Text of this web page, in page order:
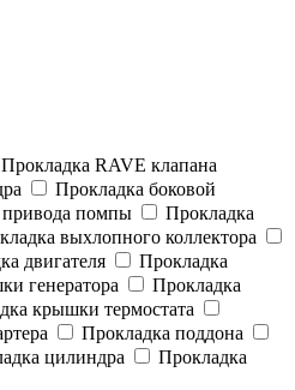
Прокладка RAVE клапана
Прокладка боковой
привода помпы
Прокладка
выхлопного коллектора
двигателя
Прокладка
генератора
Прокладка
крышки термостата
Прокладка поддона
цилиндра
Прокладка